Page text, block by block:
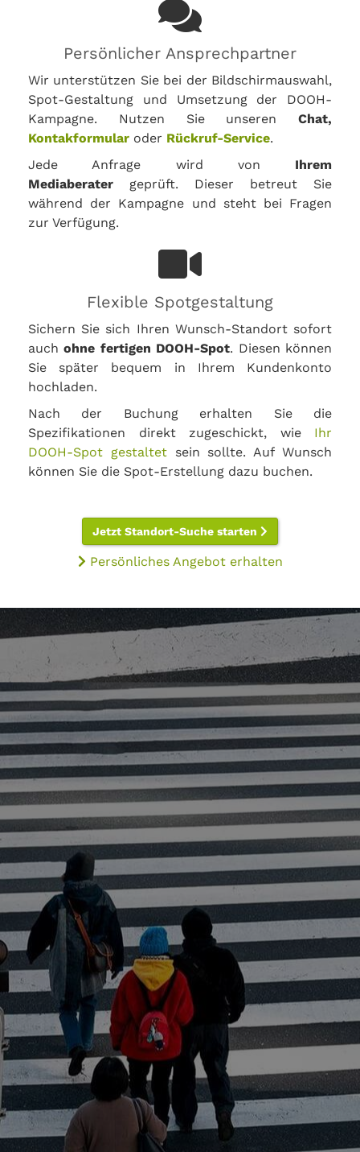
Persönlicher Ansprechpartner
Wir unterstützen Sie bei der Bildschirmauswahl,
Spot-Gestaltung und Umsetzung der DOOH-
Kampagne. Nutzen Sie unseren Chat,
Kontakformular oder Rückruf-Service.
Jede Anfrage wird von Ihrem
Mediaberater geprüft. Dieser betreut Sie
während der Kampagne und steht bei Fragen
zur Verfügung.
Flexible Spotgestaltung
Sichern Sie sich Ihren Wunsch-Standort sofort
auchohne fertigen DOOH-Spot. Diesen können
Sie später bequem in Ihrem Kundenkonto
hochladen.
Nach der Buchung erhalten Sie die
Spezifikationen direkt zugeschickt, wie Ihr
DOOH-Spot gestaltetsein sollte. Auf Wunsch
können Sie die Spot-Erstellung dazu buchen.
Jetzt Standort-Suche starten
Persönliches Angebot erhalten